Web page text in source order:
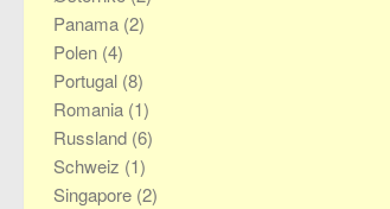
Panama (2)
Polen (4)
Portugal (8)
Romania (1)
Russland (6)
Schweiz (1)
Singapore (2)